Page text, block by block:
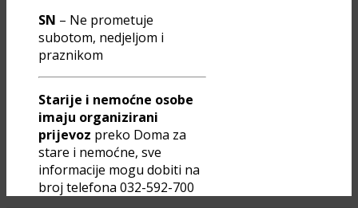
SN – Ne prometuje
subotom, nedjeljom i
praznikom
Starije i nemoćne osobe
imaju organizirani
prijevoz preko Doma za
stare i nemoćne, sve
informacije mogu dobiti na
broj telefona 032-592-700